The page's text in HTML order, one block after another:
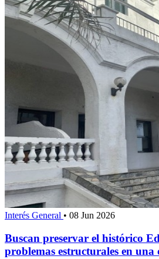
Interés General • 08 Jun 2026
Buscan preservar el histórico
problemas estructurales en una